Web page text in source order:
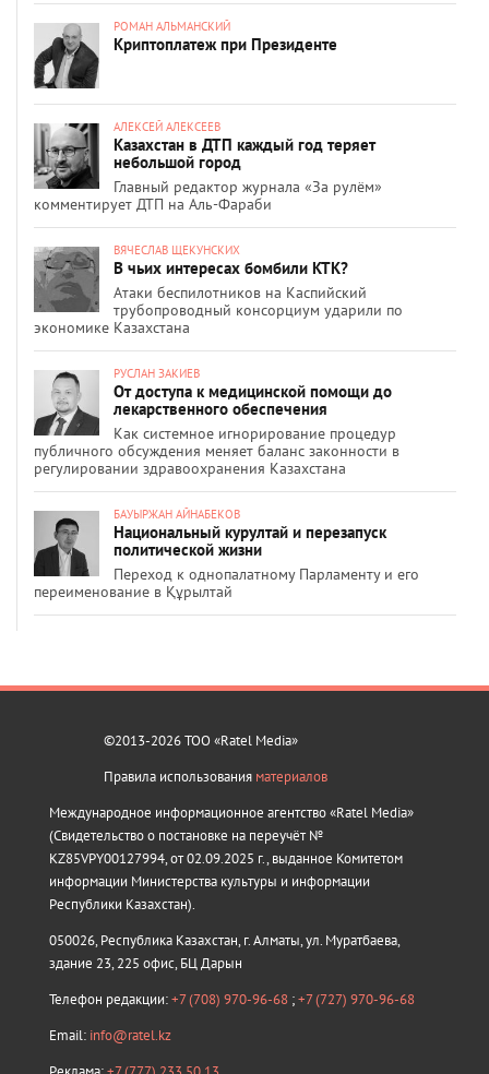
РОМАН АЛЬМАНСКИЙ
Криптоплатеж при Президенте
АЛЕКСЕЙ АЛЕКСЕЕВ
Казахстан в ДТП каждый год теряет
небольшой город
Главный редактор журнала «За рулём»
комментирует ДТП на Аль-Фараби
ВЯЧЕСЛАВ ЩЕКУНСКИХ
В чьих интересах бомбили КТК?
Атаки беспилотников на Каспийский
трубопроводный консорциум ударили по
экономике Казахстана
РУСЛАН ЗАКИЕВ
От доступа к медицинской помощи до
лекарственного обеспечения
Как системное игнорирование процедур
публичного обсуждения меняет баланс законности в
регулировании здравоохранения Казахстана
БАУЫРЖАН АЙНАБЕКОВ
Национальный курултай и перезапуск
политической жизни
Переход к однопалатному Парламенту и его
переименование в Құрылтай
©2013-2026 ТОО «Ratel Media»
Правила использования материалов
Международное информационное агентство «Ratel Media»
(Свидетельство о постановке на переучёт №
KZ85VPY00127994, от 02.09.2025 г., выданное Комитетом
информации Министерства культуры и информации
Республики Казахстан).
050026, Республика Казахстан, г. Алматы, ул. Муратбаева,
здание 23, 225 офис, БЦ Дарын
Телефон редакции:+7 (708) 970-96-68 ;+7 (727) 970-96-68
Email: info@ratel.kz